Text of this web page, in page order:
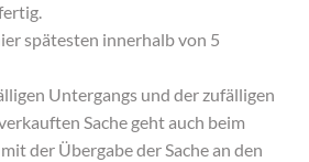
spätesten innerhalb von 5
Untergangs und der zufälligen
Sache geht auch beim
der Übergabe der Sache an den